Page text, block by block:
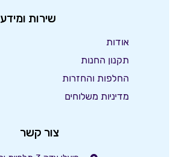
שירות ומידע
אודות
תקנון החנות
החלפות והחזרות
מדיניות משלוחים
צור קשר